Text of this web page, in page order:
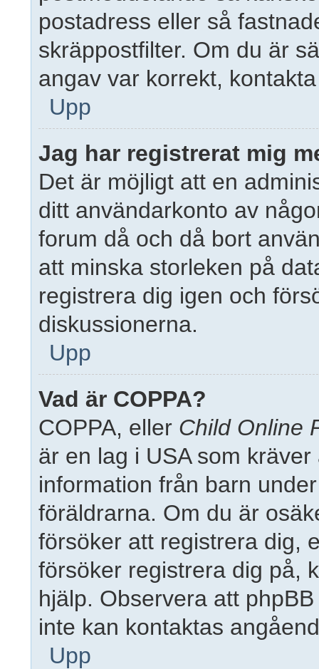
postadress eller så
skräppostfilter. Om du är
angav var korrekt,
Upp
Jag har registrerat mig
Det är möjligt att en
ditt användarkonto av
forum då och då bort
att minska storleken på
registrera dig igen och
diskussionerna.
Upp
Vad är COPPA?
COPPA, eller Child Online
är en lag i USA som
information från barn
föräldrarna. Om du är
försöker att registrera dig,
försöker registrera dig på,
hjälp. Observera att
inte kan kontaktas
Upp